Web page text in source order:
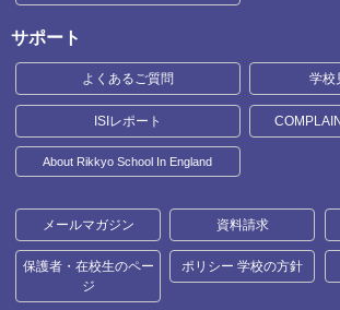
サポート
よくあるご質問 学校
ISIレポート
About Rikkyo School In England
メールマガジン 資料請求
保護者・在校生のペー
ジ
ポリシー 学校の方針